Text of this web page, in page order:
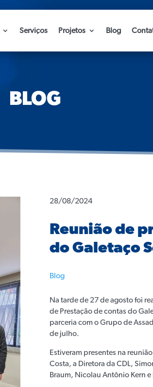
Serviços Projetos Blog
BLOG
28/08/2024
Reunião de
do Galetaço
Blog
Na tarde de 27 de agosto foi
de Prestação de contas do
parceria com o Grupo de
de julho.
Estiveram presentes na
Costa, a Diretora da CDL,
Braum, Nicolau Antônio Kern e